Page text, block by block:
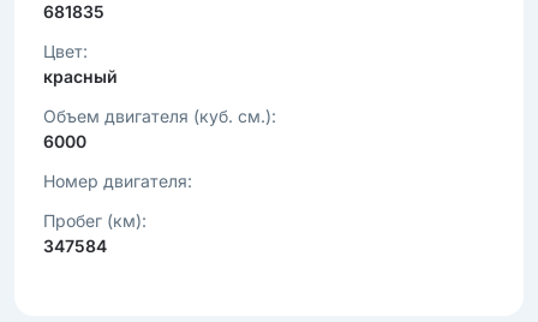
681835
Цвет:
красный
Объем двигателя (куб. см.):
6000
Номер двигателя:
Пробег (км):
347584